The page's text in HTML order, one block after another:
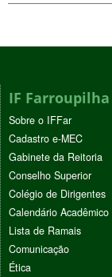
IF Farroupilha
Sobre o IFFar
Cadastro e-MEC
Gabinete da Reitoria
Conselho Superior
Colégio de Dirigentes
Calendário Acadêmico
Lista de Ramais
Comunicação
Ética